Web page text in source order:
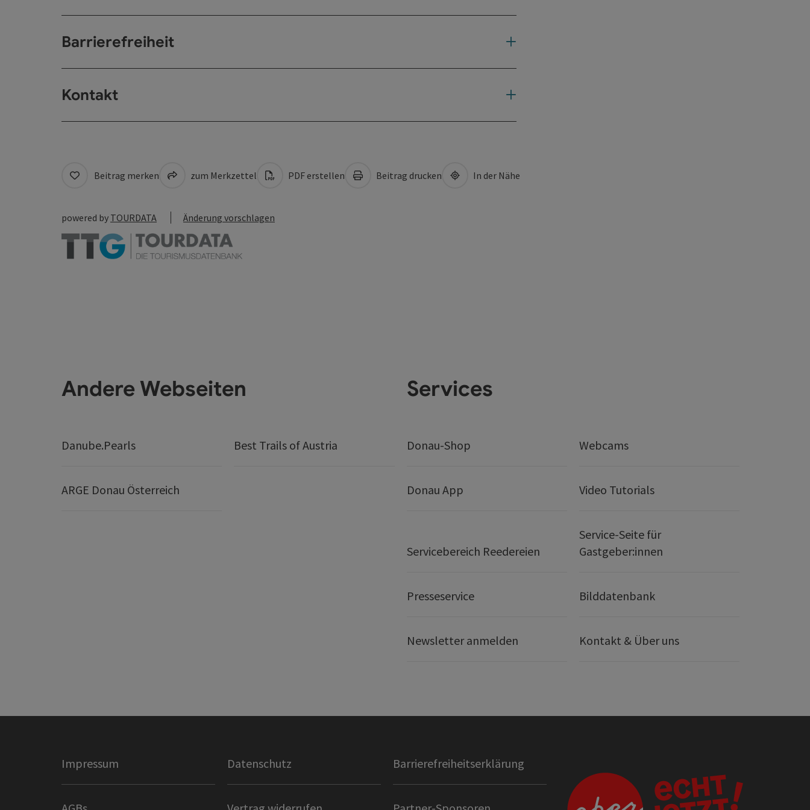
Barrierefreiheit
Kontakt
Beitrag merken zum Merkzettel PDF erstellen Beitrag drucken In der Nähe
powered by TOURDATA Änderung vorschlagen
Andere Webseiten
Danube.Pearls Best Trails of Austria
ARGE Donau Österreich
Services
Donau-Shop Webcams
Donau App Video Tutorials
Servicebereich Reedereien
Service-Seite für
Gastgeber:innen
Presseservice Bilddatenbank
Newsletter anmelden Kontakt & Über uns
Impressum Datenschutz Barrierefreiheitserklärung